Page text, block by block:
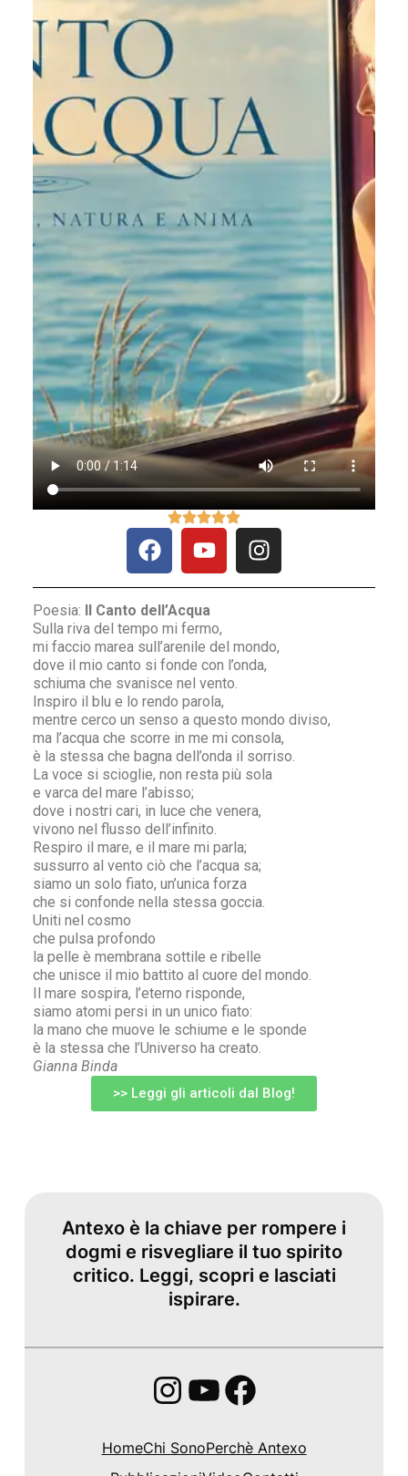
Poesia: Il Canto dell’Acqua
Sulla riva del tempo mi fermo,
mi faccio marea sull’arenile del mondo,
dove il mio canto si fonde con l’onda,
schiuma che svanisce nel vento.
Inspiro il blu e lo rendo parola,
mentre cerco un senso a questo mondo diviso,
ma l’acqua che scorre in me mi consola,
è la stessa che bagna dell’onda il sorriso.
La voce si scioglie, non resta più sola
e varca del mare l’abisso;
dove i nostri cari, in luce che venera,
vivono nel flusso dell’infinito.
Respiro il mare, e il mare mi parla;
sussurro al vento ciò che l’acqua sa;
siamo un solo fiato, un’unica forza
che si confonde nella stessa goccia.
Uniti nel cosmo
che pulsa profondo
la pelle è membrana sottile e ribelle
che unisce il mio battito al cuore del mondo.
Il mare sospira, l’eterno risponde,
siamo atomi persi in un unico fiato:
la mano che muove le schiume e le sponde
è la stessa che l’Universo ha creato.
Gianna Binda
>> Leggi gli articoli dal Blog!
Antexo è la chiave per rompere i
dogmi e risvegliare il tuo spirito
critico. Leggi, scopri e lasciati
ispirare.
HomeChi SonoPerchè Antexo